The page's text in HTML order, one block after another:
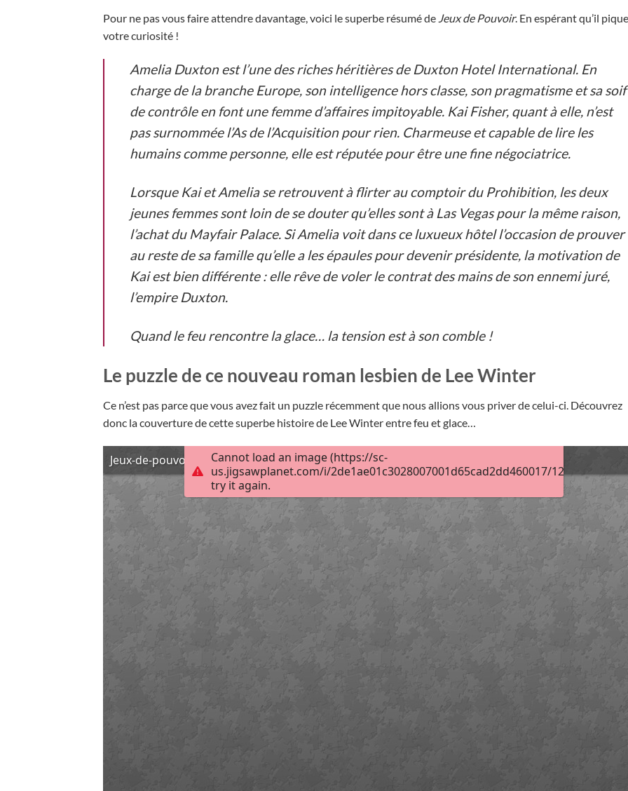
Pour ne pas vous faire attendre davantage, voici le superbe résumé de Jeux de Pouvoir. En espérant qu’il
votre curiosité !
Amelia Duxton est l’une des riches héritières de Duxton Hotel International. En
charge de la branche Europe, son intelligence hors classe, son pragmatisme et sa soif
de contrôle en font une femme d’affaires impitoyable. Kai Fisher, quant à elle, n’est
pas surnommée l’As de l’Acquisition pour rien. Charmeuse et capable de lire les
humains comme personne, elle est réputée pour être une fine négociatrice.
Lorsque Kai et Amelia se retrouvent à flirter au comptoir du Prohibition, les deux
jeunes femmes sont loin de se douter qu’elles sont à Las Vegas pour la même raison,
l’achat du Mayfair Palace. Si Amelia voit dans ce luxueux hôtel l’occasion de prouver
au reste de sa famille qu’elle a les épaules pour devenir présidente, la motivation de
Kai est bien différente : elle rêve de voler le contrat des mains de son ennemi juré,
l’empire Duxton.
Quand le feu rencontre la glace… la tension est à son comble !
Le puzzle de ce nouveau roman lesbien de Lee Winter
Ce n’est pas parce que vous avez fait un puzzle récemment que nous allions vous priver de celui-ci. Découvrez
donc la couverture de cette superbe histoire de Lee Winter entre feu et glace…